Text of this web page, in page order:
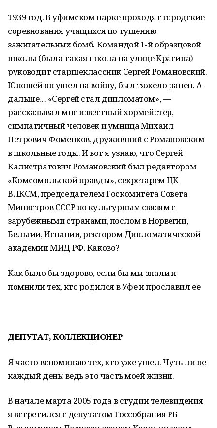
1939 год. В уфимском парке проходят городские
соревнования учащихся по тушению
зажигательных бомб. Командой 1-й образцовой
школы (была такая школа на улице Красина)
руководит старшеклассник Сергей Романовский.
Юношей он ушел на войну, был тяжело ранен. А
дальше… «Сергей стал дипломатом», —
рассказывал мне известный хормейстер,
симпатичный человек и умница Михаил
Петрович Фоменков, друживший с Романовским
в школьные годы. И вот я узнаю, что Сергей
Калистратович Романовский был редактором
«Комсомольской правды», секретарем ЦК
ВЛКСМ, председателем Госкомитета Совета
Министров СССР по культурным связям с
зарубежными странами, послом в Норвегии,
Бельгии, Испании, ректором Дипломатической
академии МИД РФ. Каково?
Как было бы здорово, если бы мы знали и
помнили тех, кто родился в Уфе и прославил ее.
ДЕПУТАТ, КОЛЛЕКЦИОНЕР
Я часто вспоминаю тех, кто уже ушел. Чуть ли не
каждый день: ведь это часть моей жизни.
В начале марта 2005 года в студии телевидения
я встретился с депутатом Госсобрания РБ